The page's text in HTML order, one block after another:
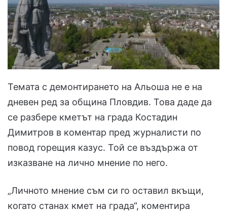
Темата с демонтирането на Альоша не е на
дневен ред за община Пловдив. Това даде да
се разбере кметът на града Костадин
Димитров в коментар пред журналисти по
повод горещия казус. Той се въздържа от
изказване на лично мнение по него.
„Личното мнение съм си го оставил вкъщи,
когато станах кмет на града“, коментира